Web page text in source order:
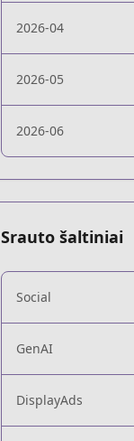
2026-04
2026-05
2026-06
Srauto šaltiniai
Social
GenAI
DisplayAds